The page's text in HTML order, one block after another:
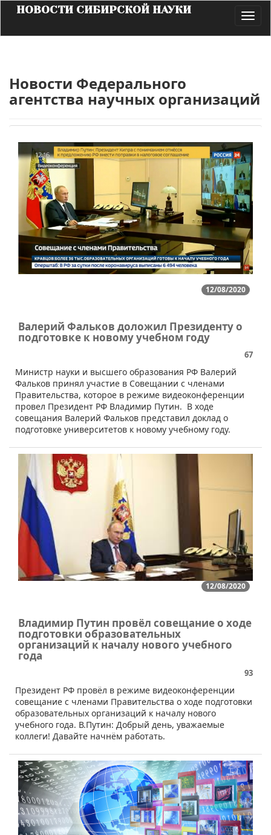
НОВОСТИ СИБИРСКОЙ НАУКИ
Новости Федерального
агентства научных организаций
12/08/2020
Валерий Фальков доложил Президенту о
подготовке к новому учебном году
67
Министр науки и высшего образования РФ Валерий
Фальков принял участие в Совещании с членами
Правительства, которое в режиме видеоконференции
провел Президент РФ Владимир Путин. В ходе
совещания Валерий Фальков представил доклад о
подготовке университетов к новому учебному году.
12/08/2020
Владимир Путин провёл совещание о ходе
подготовки образовательных
организаций к началу нового учебного
года
93
​Президент РФ провёл в режиме видеоконференции
совещание с членами Правительства о ходе подготовки
образовательных организаций к началу нового
учебного года. В.Путин: Добрый день, уважаемые
коллеги! Давайте начнём работать.